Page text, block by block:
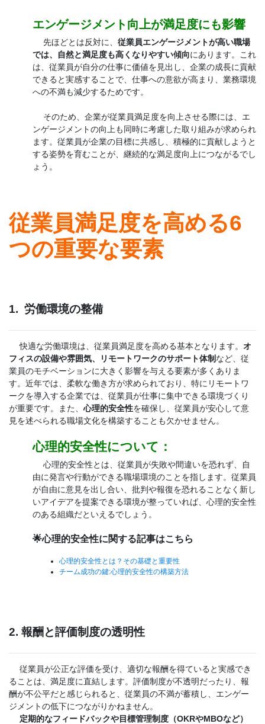
エンゲージメント向上が満足度にも影響
先ほどとは反対に、従業員エンゲージメントが高い職場
では、自然と満足度も高くなりやすい傾向にあります。これ
は、従業員が自分の仕事に価値を見出し、企業の成長に貢献
できると実感することで、仕事への意欲が高まり、業務環境
への不満も減少するためです。
そのため、企業が従業員満足度を向上させる際には、エ
ンゲージメントの向上も同時に考慮した取り組みが求められ
ます。従業員が企業の目標に共感し、積極的に貢献しようと
する姿勢を育むことが、継続的な満足度向上につながるでし
ょう。
従業員満足度を高める6
つの重要な要素
1. 労働環境の整備
快適な労働環境は、従業員満足度を高める基本となります。オ
フィスの設備や雰囲気、リモートワークのサポート体制 など、従
業員のモチベーションに大きく影響を与える要素が多くありま
す。近年では、柔軟な働き方が求められており、特にリモートワ
ークを導入する企業では、従業員が仕事に集中できる環境づくり
が重要です。また、 心理的安全性を確保し、従業員が安心して意
見を述べられる職場文化を構築することも欠かせません。
心理的安全性について：
心理的安全性とは、従業員が失敗や間違いを恐れず、自
由に発言や行動ができる職場環境のことを指します。従業員
が自由に意見を出し合い、批判や報復を恐れることなく新し
いアイデアを提案できる環境が整っていれば、心理的安全性
のある組織だといえるでしょう。
🌟心理的安全性に関する記事はこちら
心理的安全性とは？その基礎と重要性
チーム成功の鍵:心理的安全性の構築方法
2. 報酬と評価制度の透明性
従業員が公正な評価を受け、適切な報酬を得ていると実感でき
ることは、満足度に直結します。評価制度が不透明だったり、報
酬が不公平だと感じられると、従業員の不満が蓄積し、エンゲー
ジメントの低下につながりかねません。
定期的なフィードバックや目標管理制度（OKRやMBOなど）